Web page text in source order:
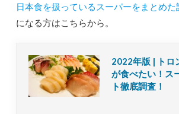
日本食を扱っているスーパーをまとめた
になる方はこちらから。
2022年版 | トロ
が食べたい！ス
ト徹底調査！